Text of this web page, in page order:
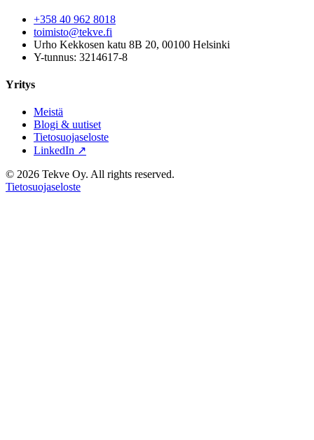
+358 40 962 8018
toimisto@tekve.fi
Urho Kekkosen katu 8B 20, 00100 Helsinki
Y-tunnus: 3214617-8
Yritys
Meistä
Blogi & uutiset
Tietosuojaseloste
LinkedIn ↗
© 2026 Tekve Oy. All rights reserved.
Tietosuojaseloste